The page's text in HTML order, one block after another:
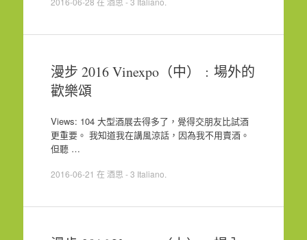
漫步 2016 Vinexpo（中）﹕場外的
歡樂頌
Views: 104 大型酒展去得多了，覺得交朋友比試酒
更重要。 我知道我在講風涼話，因為我不用賣酒。
但聽 …
2016-06-21 在 酒思 - 3 Italiano